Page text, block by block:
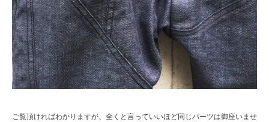
ご覧頂ければわかりますが、全くと言っていいほど同じパーツは御座いませ